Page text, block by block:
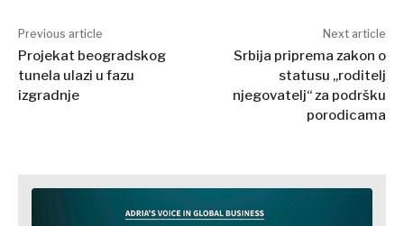
O nama Kontakt Oglašavanje Pretplata
Previous article
Projekat beogradskog
tunela ulazi u fazu
izgradnje
Next article
Srbija priprema zakon o
statusu „roditelj
njegovatelj“ za podršku
porodicama